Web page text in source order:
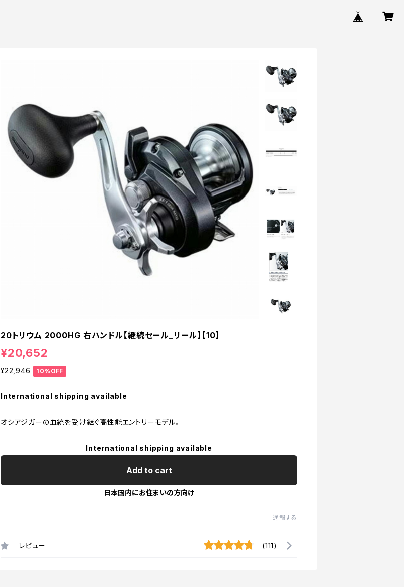
20トリウム 2000HG 右ハンドル【継続セール_リール】【10】
¥20,652
¥22,946 10%OFF
International shipping available
オシアジガーの血統を受け継ぐ高性能エントリーモデル。
International shipping available
Add to cart
日本国内にお住まいの方向け
通報する
レビュー (111)